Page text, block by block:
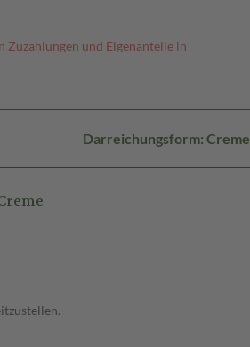
Zuzahlungen und Eigenanteile in
Darreichungsform: Creme